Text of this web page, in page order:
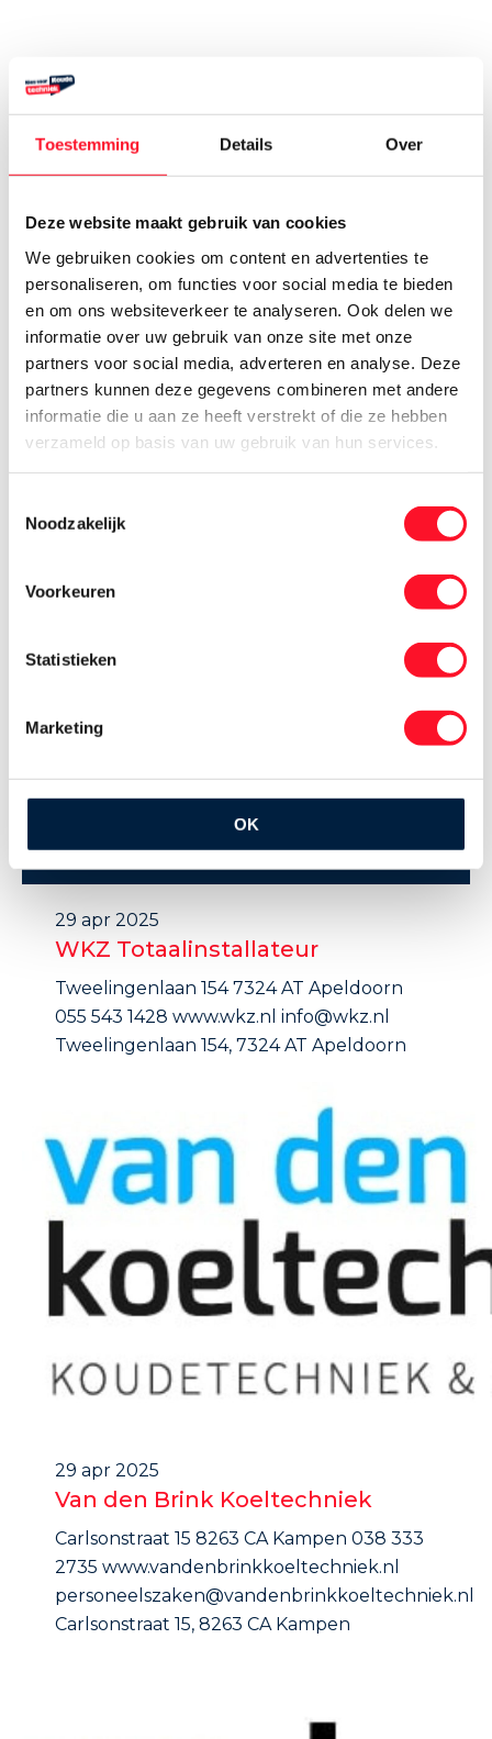
Toestemming Details Over
Deze website maakt gebruik van cookies
We gebruiken cookies om content en advertenties te
personaliseren, om functies voor social media te bieden
en om ons websiteverkeer te analyseren. Ook delen we
informatie over uw gebruik van onze site met onze
partners voor social media, adverteren en analyse. Deze
partners kunnen deze gegevens combineren met andere
informatie die u aan ze heeft verstrekt of die ze hebben
verzameld op basis van uw gebruik van hun services.
Noodzakelijk
Voorkeuren
Statistieken
Marketing
OK
23 mei 2025
Koeltechnisch Buro
Raamsdonksveer
Bavel 0162 571 818 www.ktb-
raamsdonksveer.nl Bavel
29 apr 2025
WKZ Totaalinstallateur
Tweelingenlaan 154 7324 AT Apeldoorn
055 543 1428 www.wkz.nl info@wkz.nl
Tweelingenlaan 154, 7324 AT Apeldoorn
29 apr 2025
Van den Brink Koeltechniek
Carlsonstraat 15 8263 CA Kampen 038 333
2735 www.vandenbrinkkoeltechniek.nl
personeelszaken@vandenbrinkkoeltechniek.nl
Carlsonstraat 15, 8263 CA Kampen